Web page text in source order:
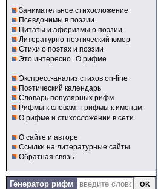
Занимательное стихосложение
Псевдонимы в поэзии
Цитаты и афоризмы о поэзии
Литературно-поэтический юмор
Стихи о поэтах и поэзии
Это интересно О рифме
Экспресс-анализ стихов on-line
Поэтический календарь
Словарь популярных рифм
Рифмы к словам и рифмы к именам
О рифме и стихосложении в сети
О сайте и авторе
Ссылки на литературные сайты
Обратная связь
Генератор рифм